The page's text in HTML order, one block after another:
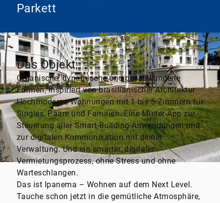
Parkett
Das Objekt
Organische, dynamische und geschwungene
Formen, inspiriert von brasilianischer Architektur.
Hochmoderne Wohnungen mit 1 bis 5 Zimmern für
Singles, Paare und Familien. Eine Mieter-App zur
Steuerung aller Smart-Building-Anwendungen und
zur digitalen Kommunikation mit deiner
Verwaltung. Und ein smarter, digitaler
Vermietungsprozess, ohne Stress und ohne
Warteschlangen.
Das ist Ipanema – Wohnen auf dem Next Level.
Tauche schon jetzt in die gemütliche Atmosphäre,